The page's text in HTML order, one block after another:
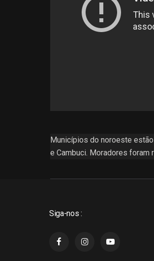
Municípios do noroeste
e Cambuci. Moradores foram
Siga-nos :